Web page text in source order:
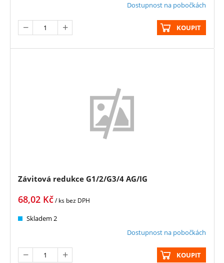
Dostupnost na pobočkách
KOUPIT
Závitová redukce G1/2/G3/4 AG/IG
68,02 Kč/ ks bez DPH
Skladem 2
Dostupnost na pobočkách
KOUPIT